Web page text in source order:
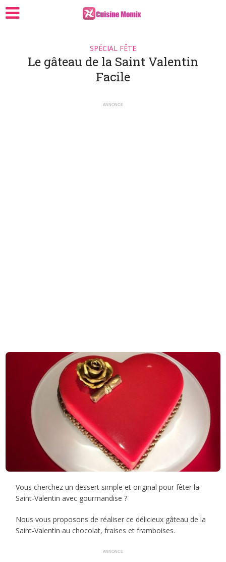
SPÉCIAL FÊTE
Le gâteau de la Saint Valentin
Facile
ANNONCE
Vous cherchez un dessert simple et original pour fêter la
Saint-Valentin avec gourmandise ?
Nous vous proposons de réaliser ce délicieux gâteau de la
Saint-Valentin au chocolat, fraises et framboises.
ANNONCE